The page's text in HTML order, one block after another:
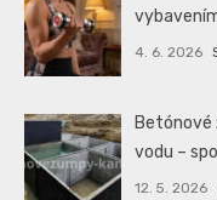
4. 6. 2026
Betónové
vodu –
12. 5. 2026